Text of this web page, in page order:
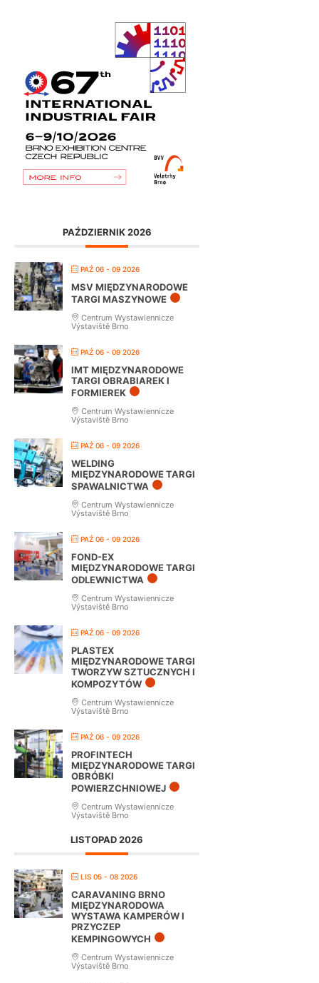
PAŹDZIERNIK 2026
PAŹ 06 - 09 2026
MSV MIĘDZYNARODOWE
TARGI MASZYNOWE
Centrum Wystawiennicze
Výstaviště Brno
PAŹ 06 - 09 2026
IMT MIĘDZYNARODOWE
TARGI OBRABIAREK I
FORMIEREK
Centrum Wystawiennicze
Výstaviště Brno
PAŹ 06 - 09 2026
WELDING
MIĘDZYNARODOWE TARGI
SPAWALNICTWA
Centrum Wystawiennicze
Výstaviště Brno
PAŹ 06 - 09 2026
FOND-EX
MIĘDZYNARODOWE TARGI
ODLEWNICTWA
Centrum Wystawiennicze
Výstaviště Brno
PAŹ 06 - 09 2026
PLASTEX
MIĘDZYNARODOWE TARGI
TWORZYW SZTUCZNYCH I
KOMPOZYTÓW
Centrum Wystawiennicze
Výstaviště Brno
PAŹ 06 - 09 2026
PROFINTECH
MIĘDZYNARODOWE TARGI
OBRÓBKI
POWIERZCHNIOWEJ
Centrum Wystawiennicze
Výstaviště Brno
LISTOPAD 2026
LIS 05 - 08 2026
CARAVANING BRNO
MIĘDZYNARODOWA
WYSTAWA KAMPERÓW I
PRZYCZEP
KEMPINGOWYCH
Centrum Wystawiennicze
Výstaviště Brno